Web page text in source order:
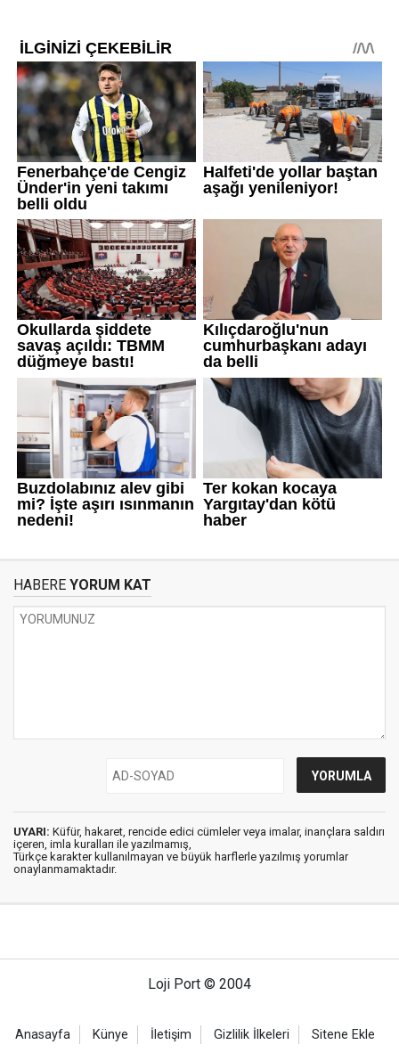
HABERE YORUM KAT
UYARI: Küfür, hakaret, rencide edici cümleler veya imalar, inançlara saldırı
içeren, imla kuralları ile yazılmamış,
Türkçe karakter kullanılmayan ve büyük harflerle yazılmış yorumlar
onaylanmamaktadır.
Loji Port © 2004
Anasayfa Künye İletişim Gizlilik İlkeleri Sitene Ekle